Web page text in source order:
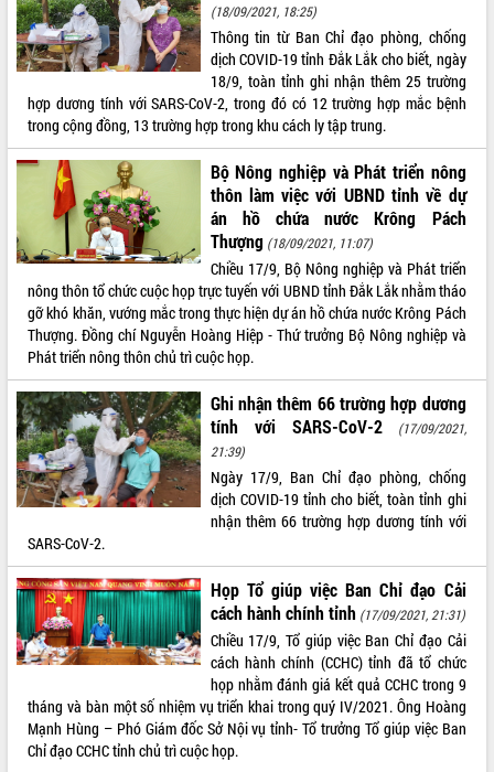
Trailer Lễ hội Sầu riêng Đắk Lắk năm
2026
Khám bệnh, cấp phát thuốc miễn phí
Hội nghị UBND tỉnh Đắk Lắk thường kỳ
tháng 7/2026
Lễ truy tặng danh hiệu “Bà Mẹ Việt
Nam Anh hùng” và trao Huân chương
Lao động
UBND tỉnh Đắk Lắk triển khai nhiệm
vụ 6 tháng cuối năm 2026
Kỳ họp thứ Hai, Hội đồng nhân dân
tỉnh khóa XI quyết nghị nhiều nội dung
quan trọng
Bí thư Tỉnh ủy Lương Nguyễn Minh
Triết thăm, tặng quà người có công với
cách mạng
Rà soát, hoàn thiện hệ thống thiết chế
văn hóa, thể thao đáp ứng yêu cầu
phát triển mới
Thường trực HĐND tỉnh Đắk Lắk gặp
mặt Đoàn chuyên gia y tế TP. Hồ Chí
Minh
Lễ truy điệu và an táng hài cốt liệt sĩ
tại Nghĩa trang Liệt sĩ xã Sơn Hòa
Bàn giải pháp tháo gỡ khó khăn trong
xuất khẩu sầu riêng và triển khai quy
định EUDR
Thứ trưởng Bộ Nông nghiệp và Môi
trường Nguyễn Hoàng Hiệp khảo sát
vùng trồng và doanh nghiệp đóng gói
sầu riêng tại Đắk Lắk
ALBUM ẢNH
LIÊN KẾT WEB
THỐNG KÊ TRUY CẬP
Hôm nay: 26863
Tất cả: 66112531
(18/09/2021, 18:25)
Thông tin từ Ban Chỉ đạo phòng, chống
dịch COVID-19 tỉnh Đắk Lắk cho biết, ngày
18/9, toàn tỉnh ghi nhận thêm 25 trường
hợp dương tính với SARS-CoV-2, trong đó có 12 trường hợp mắc bệnh
trong cộng đồng, 13 trường hợp trong khu cách ly tập trung.
Bộ Nông nghiệp và Phát triển nông
thôn làm việc với UBND tỉnh về dự
án hồ chứa nước Krông Pách
Thượng (18/09/2021, 11:07)
Chiều 17/9, Bộ Nông nghiệp và Phát triển
nông thôn tổ chức cuộc họp trực tuyến với UBND tỉnh Đắk Lắk nhằm tháo
gỡ khó khăn, vướng mắc trong thực hiện dự án hồ chứa nước Krông Pách
Thượng. Đồng chí Nguyễn Hoàng Hiệp - Thứ trưởng Bộ Nông nghiệp và
Phát triển nông thôn chủ trì cuộc họp.
Ghi nhận thêm 66 trường hợp dương
tính với SARS-CoV-2
(17/09/2021,
21:39)
Ngày 17/9, Ban Chỉ đạo phòng, chống
dịch COVID-19 tỉnh cho biết, toàn tỉnh ghi
nhận thêm 66 trường hợp dương tính với
SARS-CoV-2.
Họp Tổ giúp việc Ban Chỉ đạo Cải
cách hành chính tỉnh (17/09/2021, 21:31)
Chiều 17/9, Tổ giúp việc Ban Chỉ đạo Cải
cách hành chính (CCHC) tỉnh đã tổ chức
họp nhằm đánh giá kết quả CCHC trong 9
tháng và bàn một số nhiệm vụ triển khai trong quý IV/2021. Ông Hoàng
Mạnh Hùng – Phó Giám đốc Sở Nội vụ tỉnh- Tổ trưởng Tổ giúp việc Ban
Chỉ đạo CCHC tỉnh chủ trì cuộc họp.